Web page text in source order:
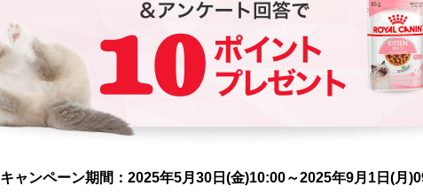
キャンペーン期間：2025年5月30日(金)10:00～2025年9月1日(月